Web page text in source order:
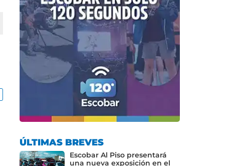
ÚLTIMAS BREVES
Escobar Al Piso presentará
una nueva exposición en el